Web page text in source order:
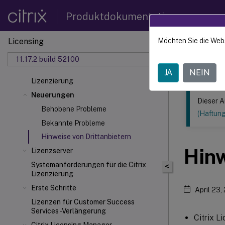
Produktdokumentation
Licensing
11.17.2 build 52100
Lizenzierung
Neuerungen
Behobene Probleme
Bekannte Probleme
Hinweise von Drittanbietern
Lizenzserver
Systemanforderungen für die Citrix
Lizenzierung
Erste Schritte
Lizenzen für Customer Success
Services-Verlängerung
Dieser Inhalt
<
Dieser
April 23,
Citrix
Möchten Sie die
JA NEIN